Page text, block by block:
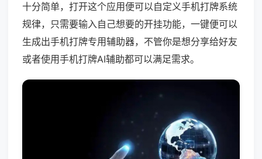
十分简单，打开这个应用便可以自定义手机打牌系统
规律，只需要输入自己想要的开挂功能，一键便可以
生成出手机打牌专用辅助器，不管你是想分享给好友
或者使用手机打牌AI辅助都可以满足需求。